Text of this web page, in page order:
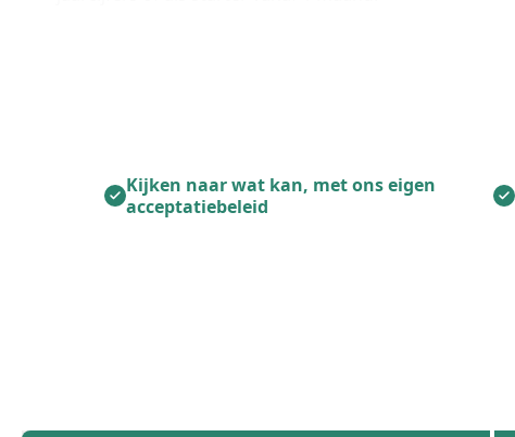
Kijken naar wat kan, met ons eigen
acceptatiebeleid